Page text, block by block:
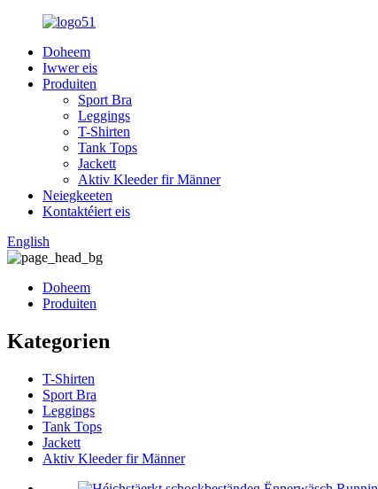
Doheem
Iwwer eis
Produiten
Sport Bra
Leggings
T-Shirten
Tank Tops
Jackett
Aktiv Kleeder fir Männer
Neiegkeeten
Kontaktéiert eis
English
Doheem
Produiten
Kategorien
T-Shirten
Sport Bra
Leggings
Tank Tops
Jackett
Aktiv Kleeder fir Männer